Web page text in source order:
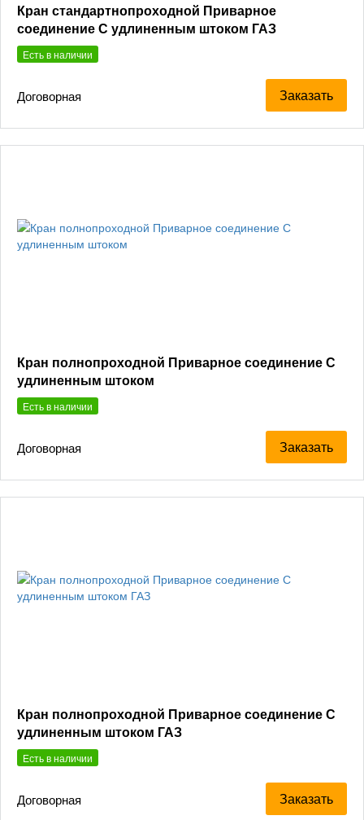
Кран стандартнопроходной Приварное
соединение С удлиненным штоком ГАЗ
Есть в наличии
Договорная Заказать
Кран полнопроходной Приварное соединение С
удлиненным штоком
Есть в наличии
Договорная Заказать
Кран полнопроходной Приварное соединение С
удлиненным штоком ГАЗ
Есть в наличии
Договорная Заказать